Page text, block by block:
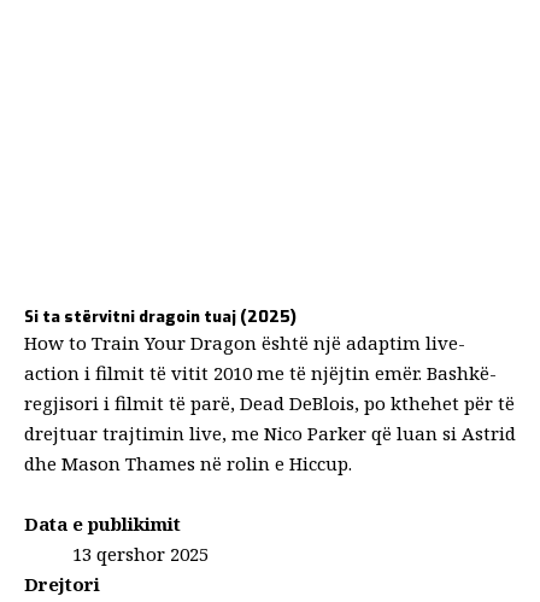
Si ta stërvitni dragoin tuaj (2025)
How to Train Your Dragon është një adaptim live-
action i filmit të vitit 2010 me të njëjtin emër. Bashkë-
regjisori i filmit të parë, Dead DeBlois, po kthehet për të
drejtuar trajtimin live, me Nico Parker që luan si Astrid
dhe Mason Thames në rolin e Hiccup.
Data e publikimit
13 qershor 2025
Drejtori